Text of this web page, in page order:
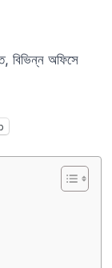
বিভিন্ন অফিসে